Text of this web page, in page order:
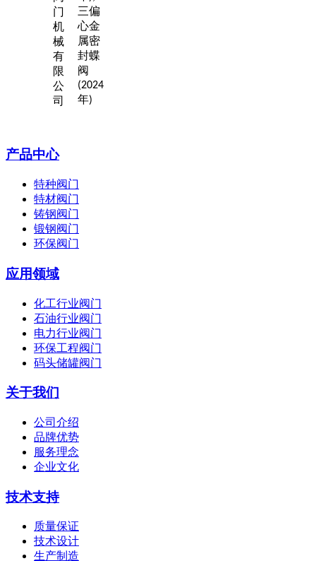
门
机
械
有
限
公
司
三偏
心金
属密
封蝶
阀
(2024
年)
产品中心
特种阀门
特材阀门
铸钢阀门
锻钢阀门
环保阀门
应用领域
化工行业阀门
石油行业阀门
电力行业阀门
环保工程阀门
码头储罐阀门
关于我们
公司介绍
品牌优势
服务理念
企业文化
技术支持
质量保证
技术设计
生产制造